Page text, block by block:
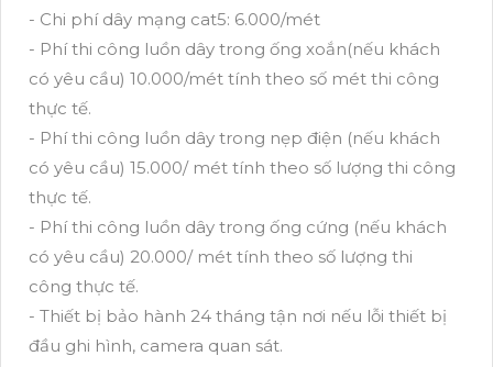
- Chi phí dây mạng cat5: 6.000/mét
- Phí thi công luồn dây trong ống xoắn(nếu khách
có yêu cầu) 10.000/mét tính theo số mét thi công
thực tế.
- Phí thi công luồn dây trong nẹp điện (nếu khách
có yêu cầu) 15.000/ mét tính theo số lượng thi công
thực tế.
- Phí thi công luồn dây trong ống cứng (nếu khách
có yêu cầu) 20.000/ mét tính theo số lượng thi
công thực tế.
- Thiết bị bảo hành 24 tháng tận nơi nếu lỗi thiết bị
đầu ghi hình, camera quan sát.